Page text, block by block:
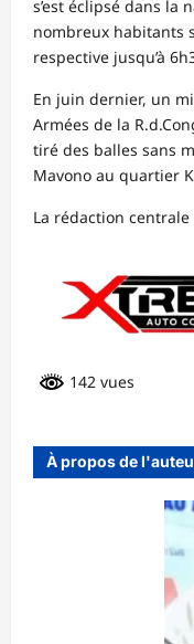
s’est éclipsé dans la
nombreux habitants
respective jusqu’à
En juin dernier, un
Armées de la
tiré des balles sans
Mavono au quartier
La rédaction centrale
142 vues
À propos de